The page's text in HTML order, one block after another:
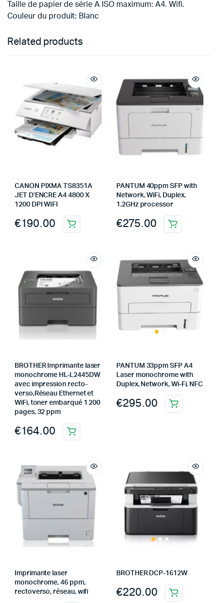
Taille de papier de série A ISO maximum: A4. Wifi.
Couleur du produit: Blanc
Related products
CANON PIXMA TS8351A
JET D’ENCRE A4 4800 X
1200 DPI WIFI
€190.00
PANTUM 40ppm SFP with
Network, WiFi, Duplex,
1.2GHz processor
€275.00
BROTHER Imprimante laser
monochrome HL-L2445DW
avec impression recto-
verso,Réseau Ethernet et
WiFi, toner embarqué 1 200
pages, 32 ppm
€164.00
PANTUM 33ppm SFP A4
Laser monochrome with
Duplex, Network, Wi-Fi, NFC
€295.00
Imprimante laser
monochrome, 46 ppm,
rectoverso, réseau, wifi
BROTHER DCP-1612W
€220.00